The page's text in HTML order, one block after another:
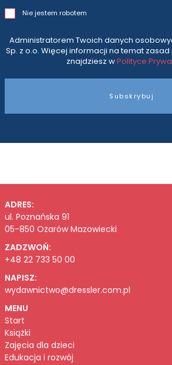
Nie jestem robotem
Administratorem Twoich danych
Sp. z o.o. Więcej informacji na temat
znajdziesz wPolityce
Subskrybuj
ADRES:
ul. Poznańska 91
05-850 Ożarów Mazowiecki
ZADZWOŃ:
+48 22 733 50 00
NAPISZ:
wydawnictwo@dressler.com.pl
MENU
Start
Książki
Zajęcia dla dzieci
Edukacja i rozwój